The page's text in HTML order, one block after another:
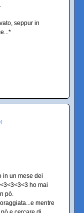
seppur in
in un mese dei
ho mai
pò.
mentre